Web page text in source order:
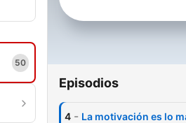
50
Episodios
4 - La motivación es lo